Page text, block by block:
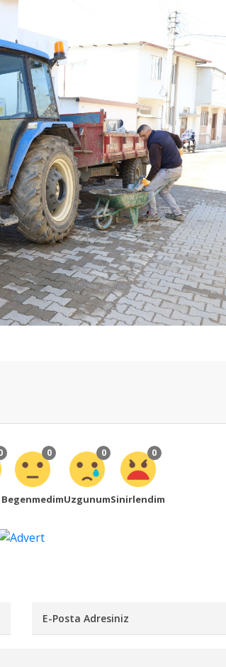
0
Begenmedim
0
Uzgunum
0
Sinirlendim